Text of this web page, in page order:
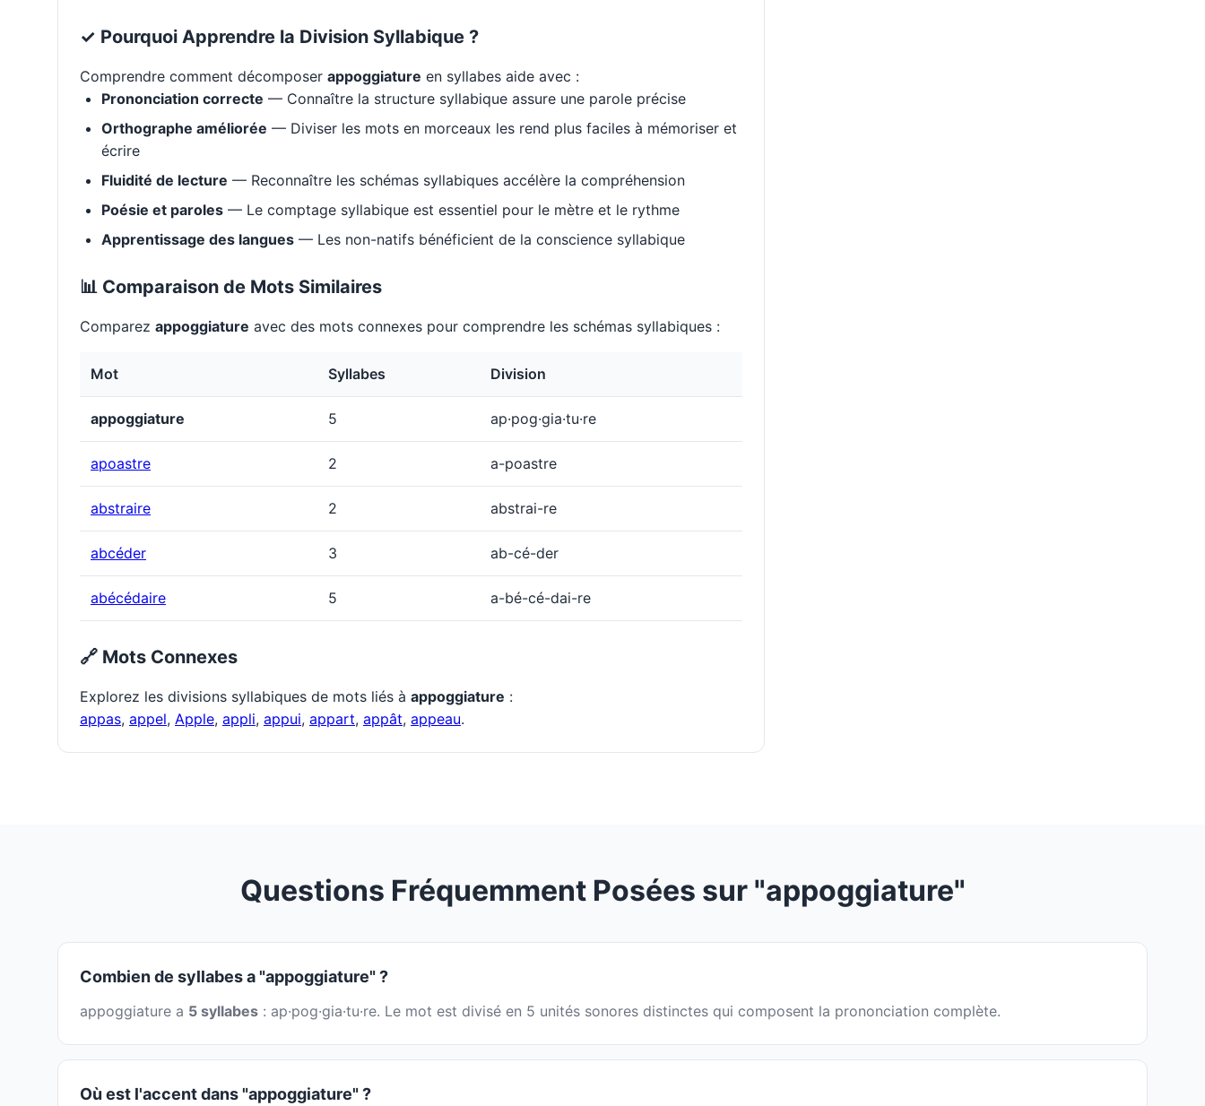
✓ Pourquoi Apprendre la Division Syllabique ?
Comprendre comment décomposer appoggiature en syllabes aide avec :
Prononciation correcte — Connaître la structure syllabique assure une parole précise
Orthographe améliorée — Diviser les mots en morceaux les rend plus faciles à mémoriser et
écrire
Fluidité de lecture — Reconnaître les schémas syllabiques accélère la compréhension
Poésie et paroles — Le comptage syllabique est essentiel pour le mètre et le rythme
Apprentissage des langues — Les non-natifs bénéficient de la conscience syllabique
📊 Comparaison de Mots Similaires
Comparez appoggiature avec des mots connexes pour comprendre les schémas syllabiques :
Mot Syllabes Division
appoggiature 5 ap·pog·gia·tu·re
apoastre 2 a-poastre
abstraire 2 abstrai-re
abcéder 3 ab-cé-der
abécédaire 5 a-bé-cé-dai-re
🔗 Mots Connexes
Explorez les divisions syllabiques de mots liés à appoggiature :
appas, appel, Apple, appli, appui, appart, appât, appeau.
Questions Fréquemment Posées sur "appoggiature"
Combien de syllabes a "appoggiature" ?
appoggiature a 5 syllabes : ap·pog·gia·tu·re. Le mot est divisé en 5 unités sonores distinctes qui composent la prononciation complète.
Où est l'accent dans "appoggiature" ?